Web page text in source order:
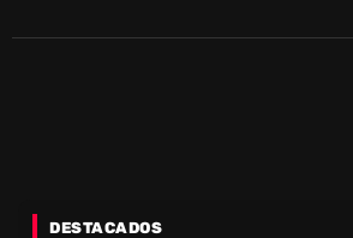
DESTACADOS